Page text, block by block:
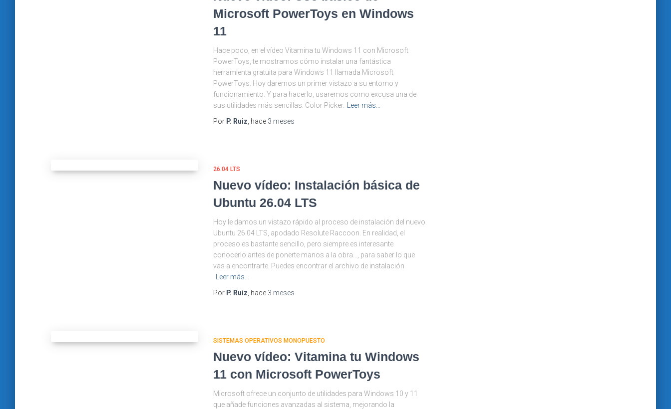
Microsoft PowerToys en Windows
11
Hace poco, en el vídeo Vitamina tu Windows 11 con Microsoft
PowerToys, te mostramos cómo instalar una fantástica
herramienta gratuita para Windows 11 llamada Microsoft
PowerToys. Hoy daremos un primer vistazo a su entorno y
funcionamiento. Y para hacerlo, usaremos como excusa una de
sus utilidades más sencillas: Color Picker.
Leer más…
Por P. Ruiz , hace 3 meses
26.04 LTS
Nuevo vídeo: Instalación básica de
Ubuntu 26.04 LTS
Hoy le damos un vistazo rápido al proceso de instalación del nuevo
Ubuntu 26.04 LTS, apodado Resolute Raccoon. En realidad, el
proceso es bastante sencillo, pero siempre es interesante
conocerlo antes de ponerte manos a la obra…, para saber lo que
vas a encontrarte. Puedes encontrar el archivo de instalación
Leer más…
Por P. Ruiz , hace 3 meses
SISTEMAS OPERATIVOS MONOPUESTO
Nuevo vídeo: Vitamina tu Windows
11 con Microsoft PowerToys
Microsoft ofrece un conjunto de utilidades para Windows 10 y 11
que añade funciones avanzadas al sistema, mejorando la